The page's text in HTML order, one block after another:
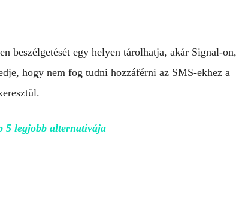
beszélgetését egy helyen tárolhatja, akár Signal-on,
hogy nem fog tudni hozzáférni az SMS-ekhez a
5 legjobb alternatívája